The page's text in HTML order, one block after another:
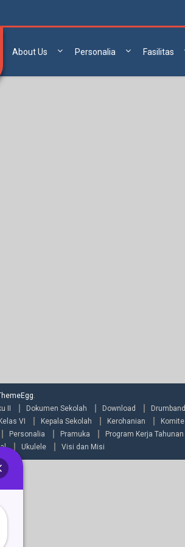
About Us Personalia Fasilitas
.
II Dokumen Sekolah Download Drumband
Kelas VI Kepala Sekolah Kerohanian Komite
Personalia Pramuka Program Kerja Tahunan
Ukulele Visi dan Misi